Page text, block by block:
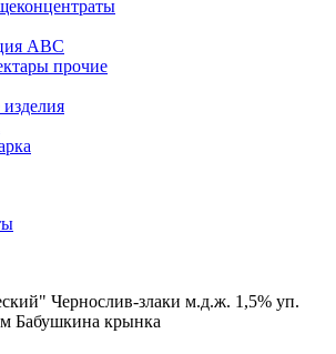
АВС
прочие
Чернослив-злаки м.д.ж. 1,5% уп.
Бабушкина крынка